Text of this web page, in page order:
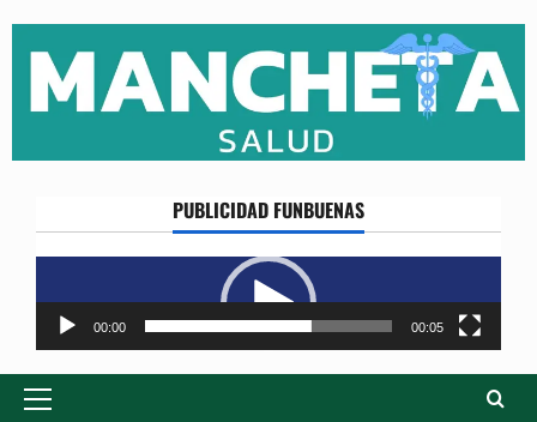
content
PUBLICIDAD FUNBUENAS
Reproductor
de
vídeo
00:00 00:05
Primary